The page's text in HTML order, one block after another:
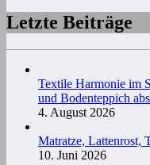
Letzte Beiträge
Textile Harmonie im
und Bodenteppich
4. August 2026
Matratze, Lattenrost,
10. Juni 2026